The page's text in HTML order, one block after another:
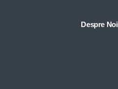
Despre Noi